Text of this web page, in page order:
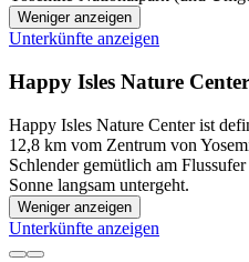
Weniger anzeigen
Unterkünfte anzeigen
Happy Isles Nature Center
Happy Isles Nature Center ist
12,8 km vom Zentrum von
Schlender gemütlich am
Sonne langsam untergeht.
Weniger anzeigen
Unterkünfte anzeigen